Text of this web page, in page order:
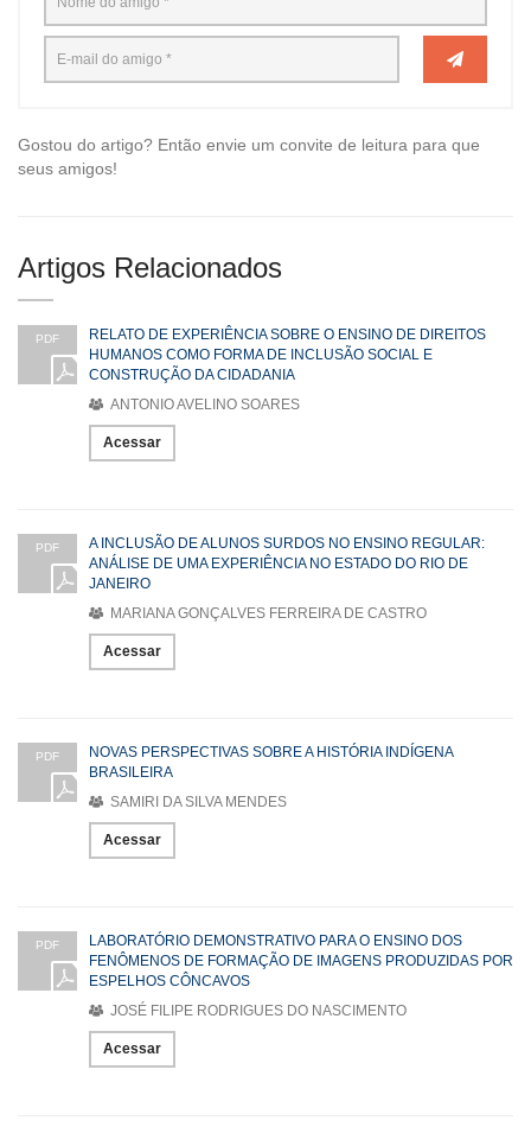
Gostou do artigo? Então envie um convite de leitura para que
seus amigos!
Artigos Relacionados
PDF
RELATO DE EXPERIÊNCIA SOBRE O ENSINO DE DIREITOS
HUMANOS COMO FORMA DE INCLUSÃO SOCIAL E
CONSTRUÇÃO DA CIDADANIA
ANTONIO AVELINO SOARES
Acessar
PDF
A INCLUSÃO DE ALUNOS SURDOS NO ENSINO REGULAR:
ANÁLISE DE UMA EXPERIÊNCIA NO ESTADO DO RIO DE
JANEIRO
MARIANA GONÇALVES FERREIRA DE CASTRO
Acessar
PDF
NOVAS PERSPECTIVAS SOBRE A HISTÓRIA INDÍGENA
BRASILEIRA
SAMIRI DA SILVA MENDES
Acessar
PDF
LABORATÓRIO DEMONSTRATIVO PARA O ENSINO DOS
FENÔMENOS DE FORMAÇÃO DE IMAGENS PRODUZIDAS POR
ESPELHOS CÔNCAVOS
JOSÉ FILIPE RODRIGUES DO NASCIMENTO
Acessar